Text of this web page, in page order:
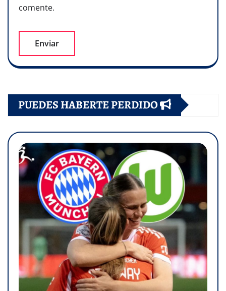
comente.
PUEDES HABERTE PERDIDO